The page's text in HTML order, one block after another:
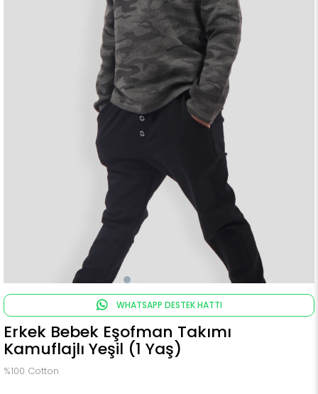
WHATSAPP DESTEK HATTI
Erkek Bebek Eşofman Takımı
Kamuflajlı Yeşil (1 Yaş)
%100 Cotton